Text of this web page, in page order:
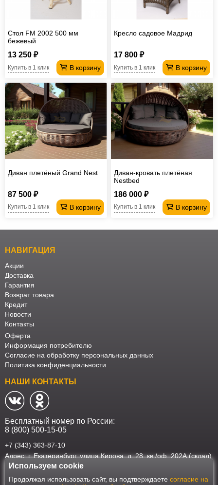
Стол FM 2002 500 мм
бежевый
13 250 ₽
В корзину
Купить в 1 клик
Кресло садовое Мадрид
17 800 ₽
В корзину
Купить в 1 клик
Диван плетёный Grand Nest
87 500 ₽
В корзину
Купить в 1 клик
Диван-кровать плетёная
Nestbed
186 000 ₽
В корзину
Купить в 1 клик
НАВИГАЦИЯ
Акции
Доставка
Гарантия
Возврат товара
Кредит
Новости
Контакты
Оферта
Информация потребителю
Согласие на обработку персональных данных
Политика конфиденциальности
НАШИ КОНТАКТЫ
Бесплатный номер по России:
8 (800) 500-15-05
+7 (343) 363-87-10
Адрес: г. Екатеринбург, улица Кирова, д. 28, кв./оф. 202А (склад)
Наш интернет-магазин работает в соответствии с требованиями
Федерального закона от 27 июля 2006 года №152-ФЗ "О персональных
Используем cookie
Продолжая использовать сайт, вы подтверждаете согласие на